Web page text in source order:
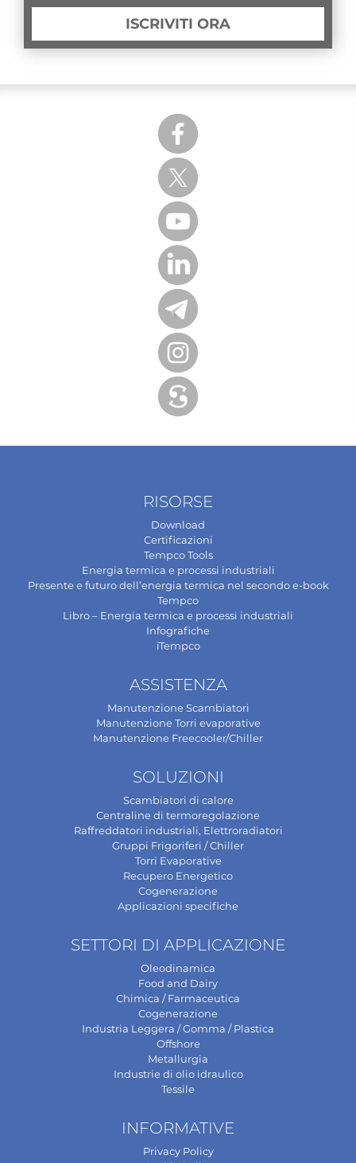
ISCRIVITI ORA
RISORSE
Download
Certificazioni
Tempco Tools
Energia termica e processi industriali
Presente e futuro dell’energia termica nel secondo e-book
Tempco
Libro – Energia termica e processi industriali
Infografiche
iTempco
ASSISTENZA
Manutenzione Scambiatori
Manutenzione Torri evaporative
Manutenzione Freecooler/Chiller
SOLUZIONI
Scambiatori di calore
Centraline di termoregolazione
Raffreddatori industriali, Elettroradiatori
Gruppi Frigoriferi / Chiller
Torri Evaporative
Recupero Energetico
Cogenerazione
Applicazioni specifiche
SETTORI DI APPLICAZIONE
Oleodinamica
Food and Dairy
Chimica / Farmaceutica
Cogenerazione
Industria Leggera / Gomma / Plastica
Offshore
Metallurgia
Industrie di olio idraulico
Tessile
INFORMATIVE
Privacy Policy